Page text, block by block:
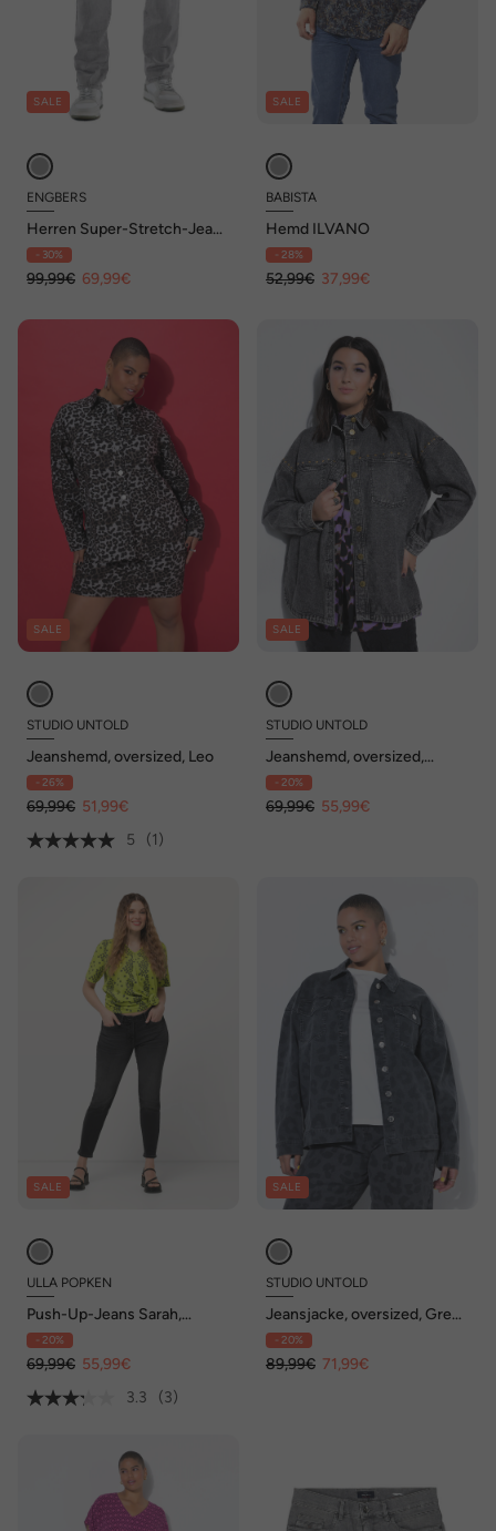
SALE
ENGBERS
Herren Super-Stretch-Jeans
regular , Silbergrau
- 30%
99,99€ 69,99€
SALE
BABISTA
Hemd ILVANO
- 28%
52,99€ 37,99€
SALE
STUDIO UNTOLD
Jeanshemd, oversized, Leo
- 26%
69,99€ 51,99€
5
(1)
SALE
STUDIO UNTOLD
Jeanshemd, oversized,
Vintage Look, goldene
Ziernieten
- 20%
69,99€ 55,99€
SALE
ULLA POPKEN
Push-Up-Jeans Sarah,
schmales Bein, Stretch
- 20%
69,99€ 55,99€
3.3
(3)
SALE
STUDIO UNTOLD
Jeansjacke, oversized, Grey-
Denim mit Leo
- 20%
89,99€ 71,99€